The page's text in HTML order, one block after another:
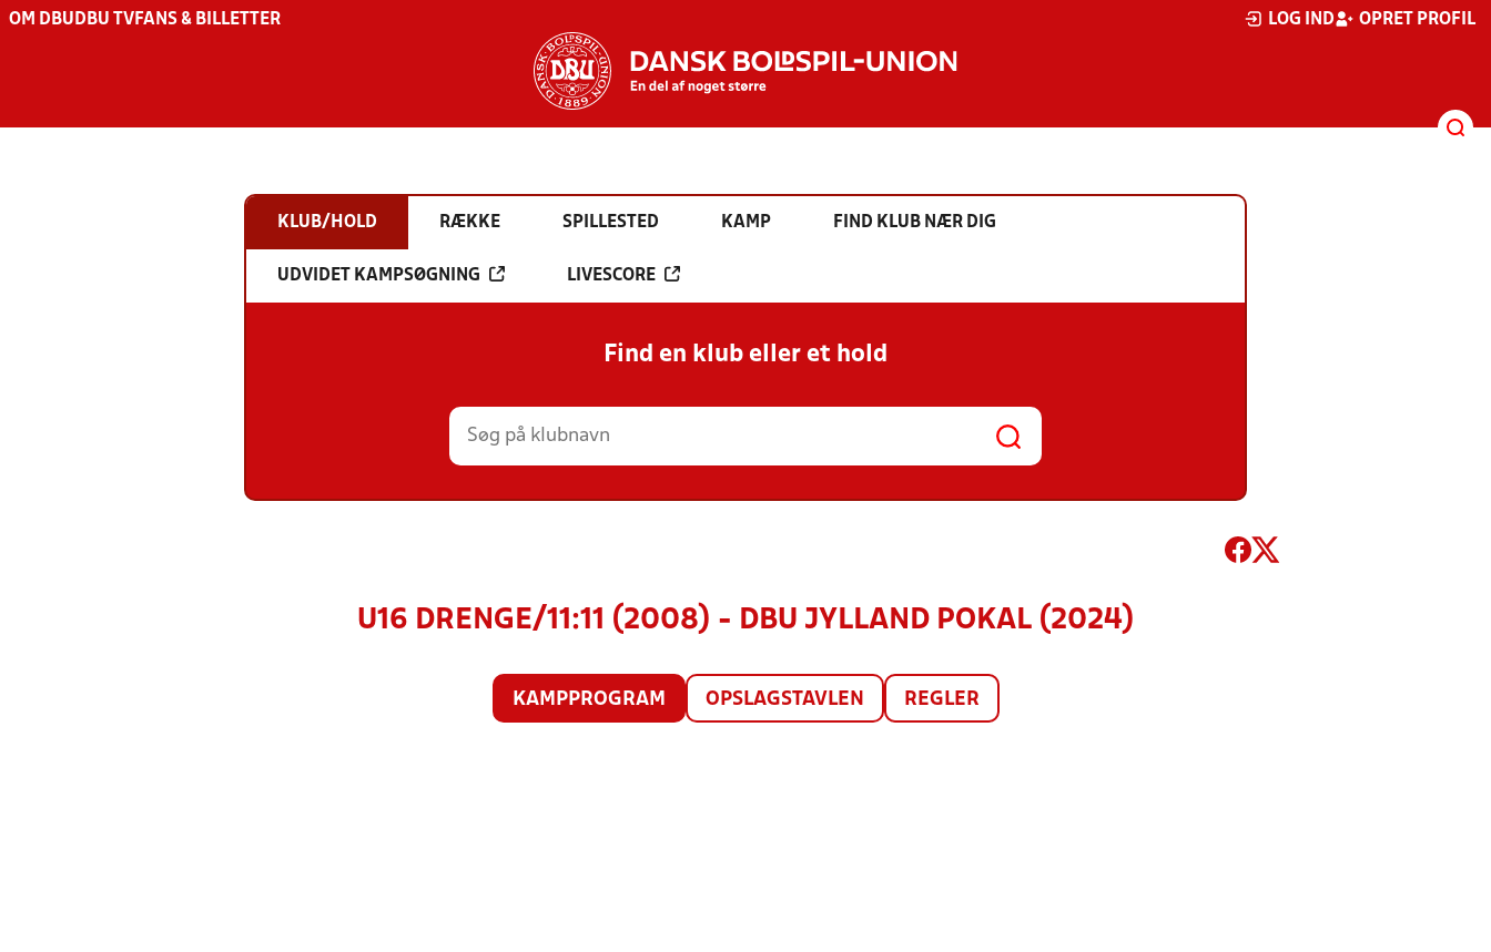
OM DBU DBU TV FANS & BILLETTER LOG IND OPRET PROFIL
KLUB/HOLD RÆKKE SPILLESTED KAMP FIND KLUB NÆR DIG
UDVIDET KAMPSØGNING LIVESCORE
Find en klub eller et hold
U16 DRENGE/11:11 (2008) - DBU JYLLAND POKAL (2024)
KAMPPROGRAM OPSLAGSTAVLEN REGLER